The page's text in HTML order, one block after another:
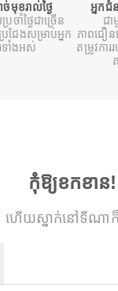
ច់មុខរាល់ថ្ងៃ
រចាំថ្ងៃជាច្រើន
ជែងសម្រាប់អ្នក
ទាំងអស់
អ្នក
ជ
ភាពជឿ
តម្រូវការ
កុំឱ្យខកខាន!
ហើយស្នាក់នៅទីណ